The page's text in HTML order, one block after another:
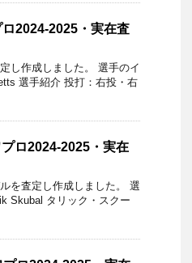
2024-2025・実在査
し作成しました。 選手のイ
選手紹介 投打：右投・右
ロ2024-2025・実在
を査定し作成しました。 選
Skubal タリック・スクー